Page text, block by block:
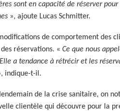
sont en capacité de réserver pour
», ajoute Lucas Schmitter.
de comportement des
réservations. « Ce que nous
a tendance à rétrécir et les
indique-t-il.
de la crise sanitaire, on
clientèle qui découvre pour la